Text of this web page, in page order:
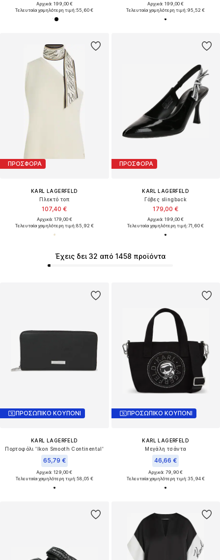
Έχεις δει 32 από 1458 προϊόντα
Αρχικά: 199,00 €
Τελευταία χαμηλότερη τιμή:55,60 €
Αρχικά: 199,00 €
Τελευταία χαμηλότερη τιμή:95,52 €
ΠΡΟΣΦΟΡΑ
KARL LAGERFELD
Πλεκτό τοπ
107,40 €
Αρχικά: 179,00 €
Τελευταία χαμηλότερη τιμή:85,92 €
ΠΡΟΣΦΟΡΑ
KARL LAGERFELD
Γόβες slingback
179,00 €
Αρχικά: 199,00 €
Τελευταία χαμηλότερη τιμή:71,60 €
ΠΡΟΣΩΠΙΚΟ ΚΟΥΠΟΝΙ
KARL LAGERFELD
Πορτοφόλι 'Ikon Smooth Continental'
65,79 €
Αρχικά: 129,00 €
Τελευταία χαμηλότερη τιμή:58,05 €
ΠΡΟΣΩΠΙΚΟ ΚΟΥΠΟΝΙ
KARL LAGERFELD
Μεγάλη τσάντα
46,66 €
Αρχικά: 79,90 €
Τελευταία χαμηλότερη τιμή:35,94 €